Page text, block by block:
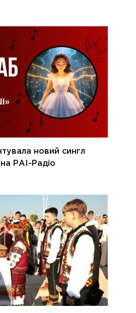
новий сингл
РАІ-Радіо